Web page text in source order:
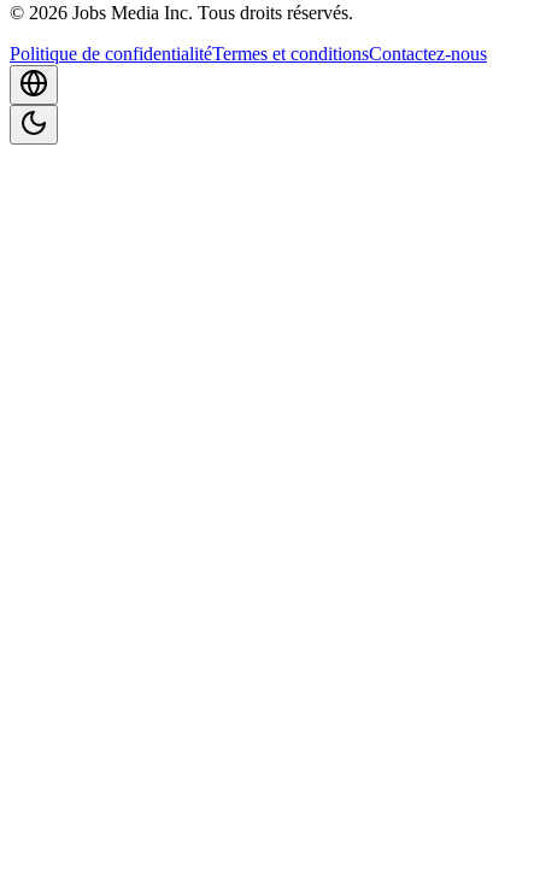
© 2026 Jobs Media Inc. Tous droits réservés.
Politique de confidentialitéTermes et conditionsContactez-nous